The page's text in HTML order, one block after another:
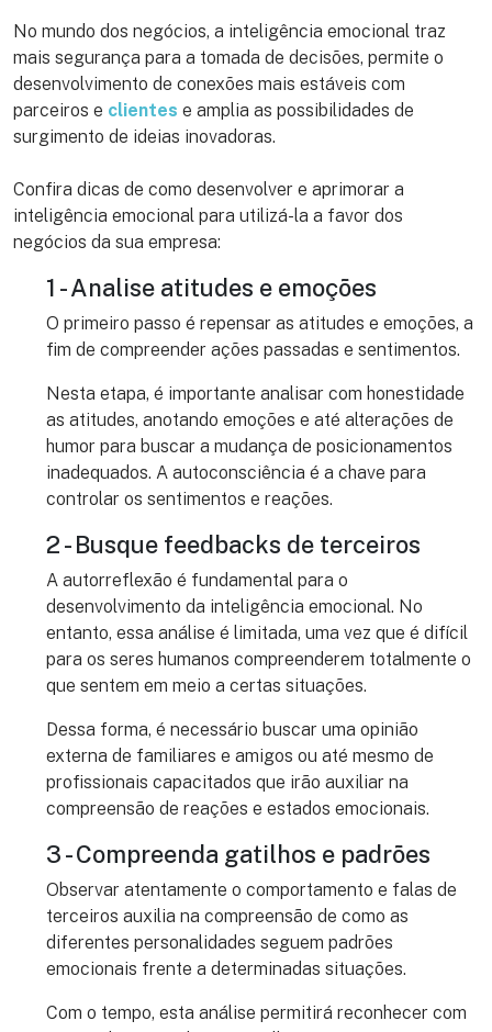
No mundo dos negócios, a inteligência emocional traz
mais segurança para a tomada de decisões, permite o
desenvolvimento de conexões mais estáveis com
parceiros e clientes e amplia as possibilidades de
surgimento de ideias inovadoras.
Confira dicas de como desenvolver e aprimorar a
inteligência emocional para utilizá-la a favor dos
negócios da sua empresa:
1 - Analise atitudes e emoções
O primeiro passo é repensar as atitudes e emoções, a
fim de compreender ações passadas e sentimentos.
Nesta etapa, é importante analisar com honestidade
as atitudes, anotando emoções e até alterações de
humor para buscar a mudança de posicionamentos
inadequados. A autoconsciência é a chave para
controlar os sentimentos e reações.
2 - Busque feedbacks de terceiros
A autorreflexão é fundamental para o
desenvolvimento da inteligência emocional. No
entanto, essa análise é limitada, uma vez que é difícil
para os seres humanos compreenderem totalmente o
que sentem em meio a certas situações.
Dessa forma, é necessário buscar uma opinião
externa de familiares e amigos ou até mesmo de
profissionais capacitados que irão auxiliar na
compreensão de reações e estados emocionais.
3 - Compreenda gatilhos e padrões
Observar atentamente o comportamento e falas de
terceiros auxilia na compreensão de como as
diferentes personalidades seguem padrões
emocionais frente a determinadas situações.
Com o tempo, esta análise permitirá reconhecer com